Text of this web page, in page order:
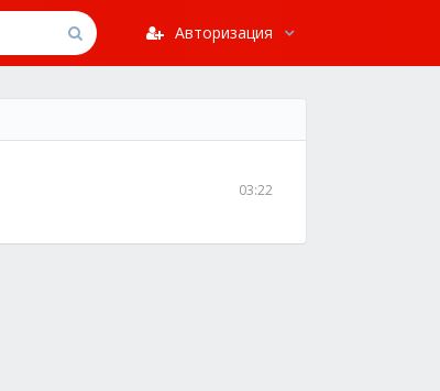
Авторизация
03:22